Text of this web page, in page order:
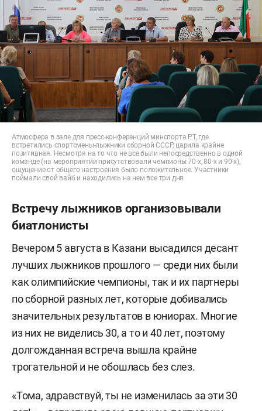
Атмосфера в зале для пресс-конференций минспорта РТ, где
встретились спортсмены-лыжники сборной СССР, царила крайне
позитивная. Несмотря на то что не все были непосредственно в одной
команде (на мероприятии присутствовали чемпионы 70-х, 80-х и 90-х),
ощущение от общего настроения было положительное. Участники
поймали свой вайб и находились на нем все три дня
Встречу лыжников организовывали
биатлонисты
Вечером 5 августа в Казани высадился десант
лучших лыжников прошлого — среди них были
как олимпийские чемпионы, так и их партнеры
по сборной разных лет, которые добивались
значительных результатов в юниорах. Многие
из них не виделись 30, а то и 40 лет, поэтому
долгожданная встреча вышла крайне
трогательной и не обошлась без слез.
«Тома, здравствуй, ты не изменилась за эти 30